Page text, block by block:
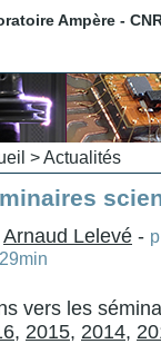
Ampère -
>Actualités
Arnaud Lelevé -
vers les
, 2015, 2014,